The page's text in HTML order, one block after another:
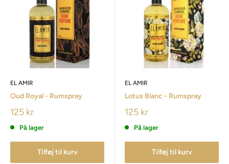
EL AMIR
Oud Royal - Rumspray
125 kr
På lager
Tilføj til kurv
EL AMIR
Lotus Blanc - Rumspray
125 kr
På lager
Tilføj til kurv